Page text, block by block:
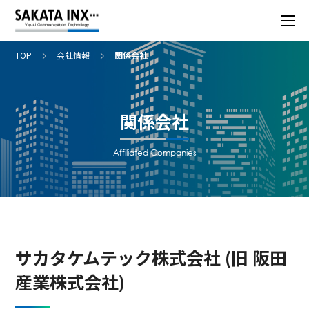
TOP 会社情報 関係会社
関係会社
Affiliated Companies
サカタケムテック株式会社 (旧 阪田
産業株式会社)